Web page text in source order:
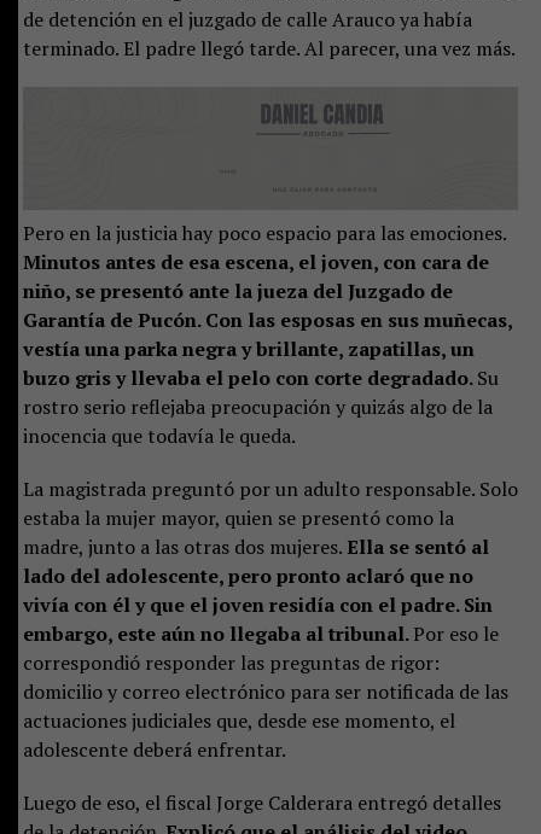
de detención en el juzgado de calle Arauco ya había
terminado. El padre llegó tarde. Al parecer, una vez más.
Pero en la justicia hay poco espacio para las emociones.
Minutos antes de esa escena, el joven, con cara de
niño, se presentó ante la jueza del Juzgado de
Garantía de Pucón. Con las esposas en sus muñecas,
vestía una parka negra y brillante, zapatillas, un
buzo gris y llevaba el pelo con corte degradado.Su
rostro serio reflejaba preocupación y quizás algo de la
inocencia que todavía le queda.
La magistrada preguntó por un adulto responsable. Solo
estaba la mujer mayor, quien se presentó como la
madre, junto a las otras dos mujeres. Ella se sentó al
lado del adolescente, pero pronto aclaró que no
vivía con él y que el joven residía con el padre. Sin
embargo, este aún no llegaba al tribunal.Por eso le
correspondió responder las preguntas de rigor:
domicilio y correo electrónico para ser notificada de las
actuaciones judiciales que, desde ese momento, el
adolescente deberá enfrentar.
Luego de eso, el fiscal Jorge Calderara entregó detalles